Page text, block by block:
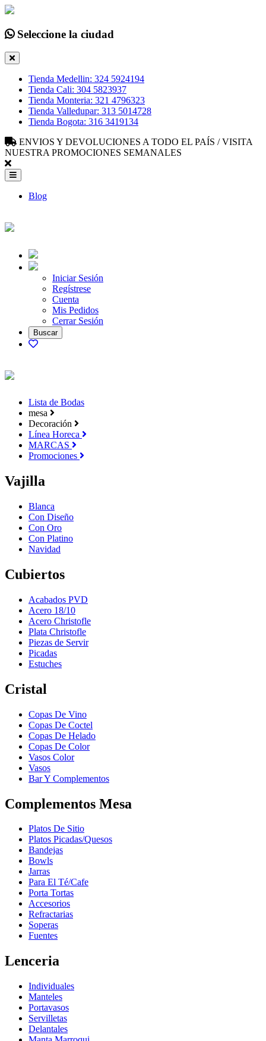
Seleccione la ciudad
Tienda Medellin: 324 5924194
Tienda Cali: 304 5823937
Tienda Monteria: 321 4796323
Tienda Valledupar: 313 5014728
Tienda Bogota: 316 3419134
ENVIOS Y DEVOLUCIONES A TODO EL PAÍS / VISITA
NUESTRA PROMOCIONES SEMANALES
Blog
Iniciar Sesión
Regístrese
Cuenta
Mis Pedidos
Cerrar Sesión
Lista de Bodas
mesa
Decoración
Línea Horeca
MARCAS
Promociones
Vajilla
Blanca
Con Diseño
Con Oro
Con Platino
Navidad
Cubiertos
Acabados PVD
Acero 18/10
Acero Christofle
Plata Christofle
Piezas de Servir
Picadas
Estuches
Cristal
Copas De Vino
Copas De Coctel
Copas De Helado
Copas De Color
Vasos Color
Vasos
Bar Y Complementos
Complementos Mesa
Platos De Sitio
Platos Picadas/Quesos
Bandejas
Bowls
Jarras
Para El Té/Cafe
Porta Tortas
Accesorios
Refractarias
Soperas
Fuentes
Lenceria
Individuales
Manteles
Portavasos
Servilletas
Delantales